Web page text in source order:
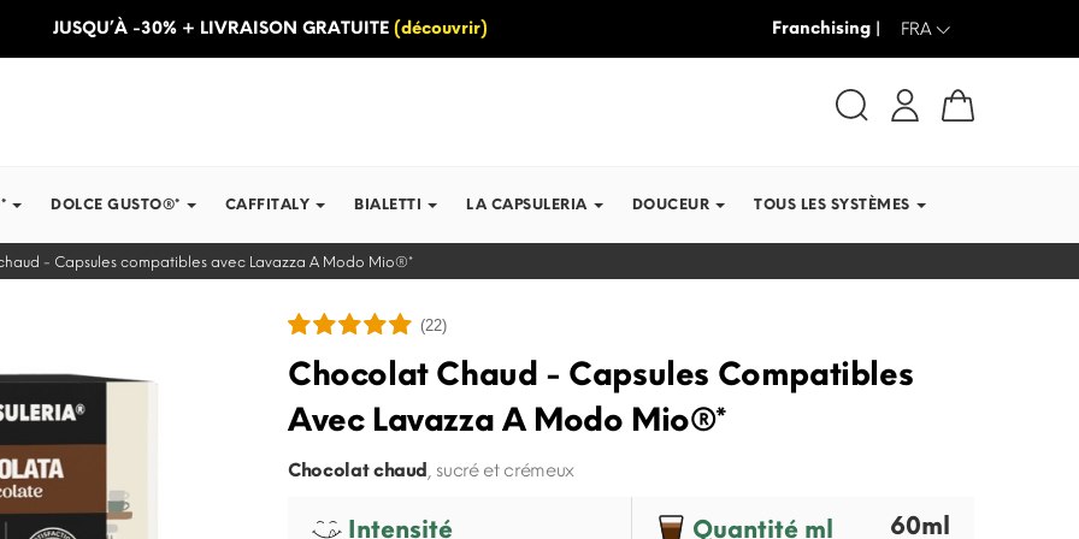
JUSQU’À -30% + LIVRAISON GRATUITE (découvrir) JUSQU’À -30% + LIVRAISON
Franchising | FRA
DOLCE GUSTO®* CAFFITALY BIALETTI LA CAPSULERIA DOUCEUR TOUS LES SYSTÈMES
- Capsules compatibles avec Lavazza A Modo Mio®*
(22)
Chocolat Chaud - Capsules Compatibles
Avec Lavazza A Modo Mio®*
Chocolat chaud , sucré et crémeux
Intensité Quantité ml 60ml